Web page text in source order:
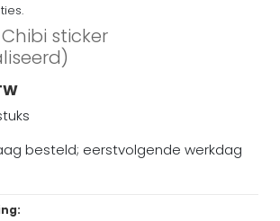
sticker
besteld; eerstvolgende werkdag